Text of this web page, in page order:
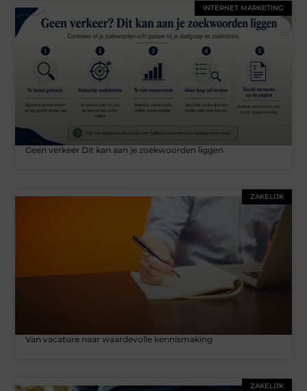
INTERNET MARKETING
Geen verkeer Dit kan aan je zoekwoorden liggen
ZAKELIJK
Van vacature naar waardevolle kennismaking
ZAKELIJK